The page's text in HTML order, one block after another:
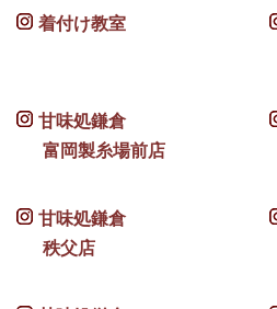
着付け教室
甘味処鎌倉
富岡製糸場前店
甘味処鎌倉
秩父店